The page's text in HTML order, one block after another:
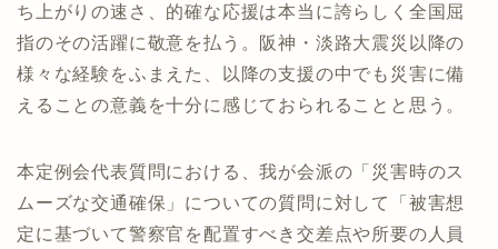
ち上がりの速さ、的確な応援は本当に誇らしく全国屈
指のその活躍に敬意を払う。阪神・淡路大震災以降の
様々な経験をふまえた、以降の支援の中でも災害に備
えることの意義を十分に感じておられることと思う。
本定例会代表質問における、我が会派の「災害時のス
ムーズな交通確保」についての質問に対して「被害想
定に基づいて警察官を配置すべき交差点や所要の人員